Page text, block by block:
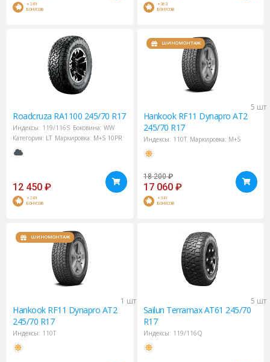
+249
БОНУСОВ
+363
БОНУСОВ
Roadcruza RA1100 245/70 R17
Индексы: 119/116S Боковина: WW
Категория: LT Маркировка: M+S 10PR
12 450 ₽
+249
БОНУСОВ
ШИНОМОНТАЖ
5 шт
HankookRF11 Dynapro AT2
245/70 R17
Индексы: 110T Маркировка: M+S
18 200 ₽
17 060 ₽
+341
БОНУСОВ
ШИНОМОНТАЖ
1 шт
HankookRF11 Dynapro AT2
245/70 R17
Индексы: 110T
5 шт
Sailun Terramax AT61 245/70
R17
Индексы: 119/116Q